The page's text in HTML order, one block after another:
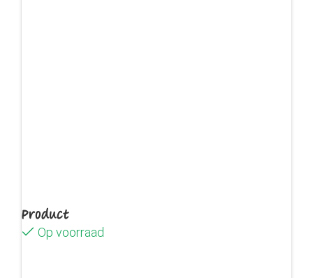
Product
Op voorraad